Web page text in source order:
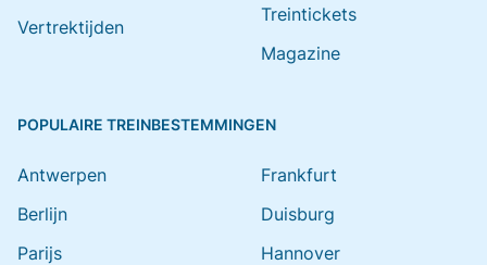
Vertrektijden
Treintickets
Magazine
POPULAIRE TREINBESTEMMINGEN
Antwerpen
Berlijn
Parijs
Frankfurt
Duisburg
Hannover